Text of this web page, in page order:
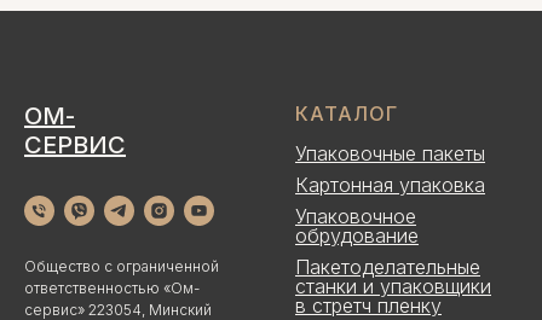
ОМ-
СЕРВИС
Общество с ограниченной
ответственностью «Ом-
сервис» 223054, Минский
КАТАЛОГ
Упаковочные пакеты
Картонная упаковка
Упаковочное
обрудование
Пакетоделательные
станки и упаковщики
в стретч пленку